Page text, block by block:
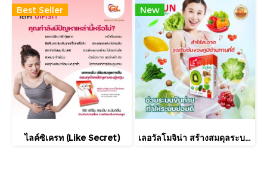
Best Seller
ไลค์ซิเครท (Like Secret)
New
เลอวัลโมจิน่า สร้างสมดุลระบบลำใส้